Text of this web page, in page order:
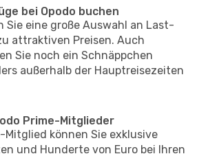
bei Opodo buchen
Sie eine große Auswahl an Last-
attraktiven Preisen. Auch
Sie noch ein Schnäppchen
außerhalb der Hauptreisezeiten
Prime-Mitglieder
Mitglied können Sie exklusive
und Hunderte von Euro bei Ihren